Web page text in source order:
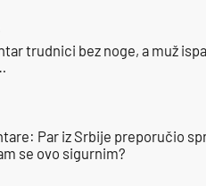
trudnici bez noge, a muž
Par iz Srbije preporučio
se ovo sigurnim?